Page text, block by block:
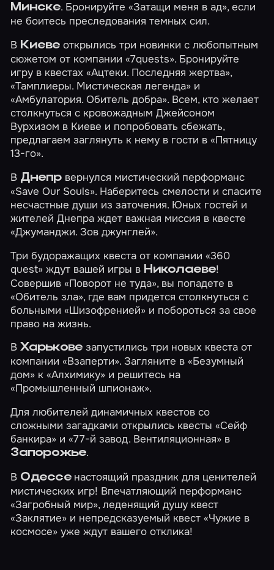
Минске. Бронируйте «Затащи меня в ад», если
не боитесь преследования темных сил.
В Киеве открылись три новинки с любопытным
сюжетом от компании «7quests». Бронируйте
игру в квестах«Ацтеки. Последняя жертва»,
«Тамплиеры. Мистическая легенда» и
«Амбулатория. Обитель добра». Всем, кто желает
столкнуться с кровожадным Джейсоном
Вурхизом в Киеве и попробовать сбежать,
предлагаем заглянуть к нему в гости в«Пятницу
13-го».
В Днепрвернулся мистический перформанс
«Save Our Souls». Наберитесь смелости и спасите
несчастные души из заточения. Юных гостей и
жителей Днепра ждет важная миссия в квесте
«Джуманджи. Зов джунглей».
Три будоражащих квеста от компании «360
quest» ждут вашей игры в Николаеве!
Совершив«Поворот не туда», вы попадете в
«Обитель зла», где вам придется столкнуться с
больными«Шизофренией» и побороться за свое
право на жизнь.
ВХарькове запустились три новых квеста от
компании «Взаперти». Загляните в«Безумный
дом» к«Алхимику» и решитесь на
«Промышленный шпионаж».
Для любителей динамичных квестов со
сложными загадками открылись квесты«Сейф
банкира» и«77-й завод. Вентиляционная» в
Запорожье.
В Одессе настоящий праздник для ценителей
мистических игр! Впечатляющий перформанс
«Загробный мир», леденящий душу квест
«Заклятие» и непредсказуемый квест«Чужие в
космосе» уже ждут вашего отклика!